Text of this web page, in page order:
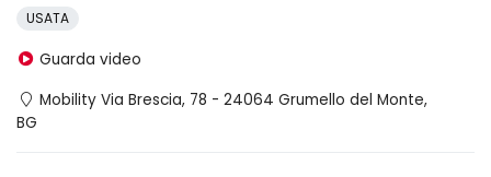
USATA
Guarda video
Mobility Via Brescia, 78 - 24064 Grumello del Monte,
BG